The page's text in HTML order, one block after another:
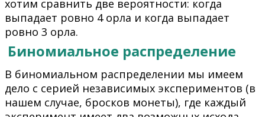
хотим сравнить две вероятности: когда
выпадает ровно 4 орла и когда выпадает
ровно 3 орла.
Биномиальное распределение
В биномиальном распределении мы имеем
дело с серией независимых экспериментов (в
нашем случае, бросков монеты), где каждый